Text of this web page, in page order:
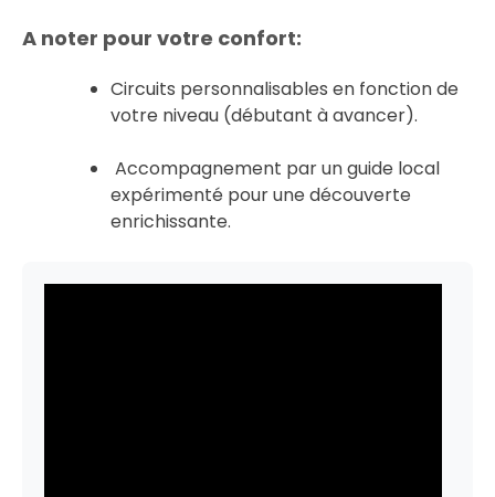
A noter pour votre confort:
Circuits personnalisables en fonction de
votre niveau (débutant à avancer).
Accompagnement par un guide local
expérimenté pour une découverte
enrichissante.